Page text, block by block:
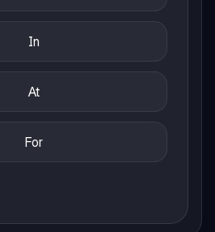
In
At
For